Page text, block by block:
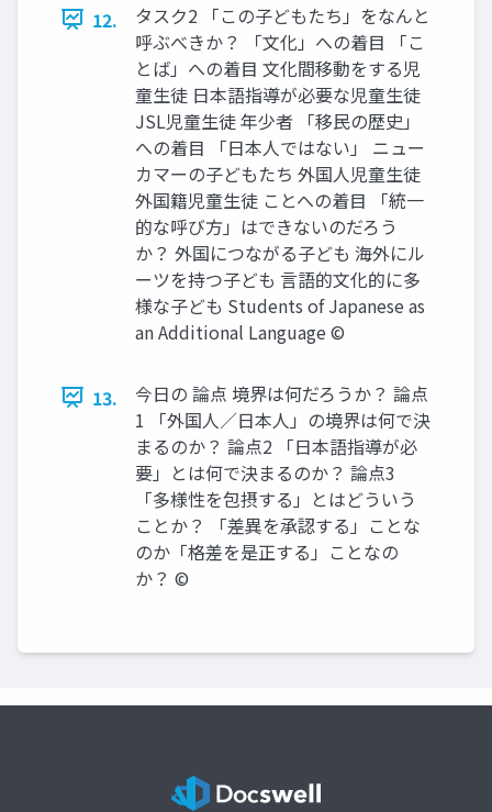
12.
タスク2 「この子どもたち」をなんと
呼ぶべきか？ 「文化」への着目 「こ
とば」への着目 文化間移動をする児
童生徒 日本語指導が必要な児童生徒
JSL児童生徒 年少者 「移民の歴史」
への着目 「日本人ではない」 ニュー
カマーの子どもたち 外国人児童生徒
外国籍児童生徒 ことへの着目 「統一
的な呼び方」はできないのだろう
か？ 外国につながる子ども 海外にル
ーツを持つ子ども 言語的文化的に多
様な子ども Students of Japanese as
an Additional Language ©
13.
今日の 論点 境界は何だろうか？ 論点
1 「外国人／日本人」の境界は何で決
まるのか？ 論点2 「日本語指導が必
要」とは何で決まるのか？ 論点3
「多様性を包摂する」とはどういう
ことか？ 「差異を承認する」ことな
のか「格差を是正する」ことなの
か？ ©